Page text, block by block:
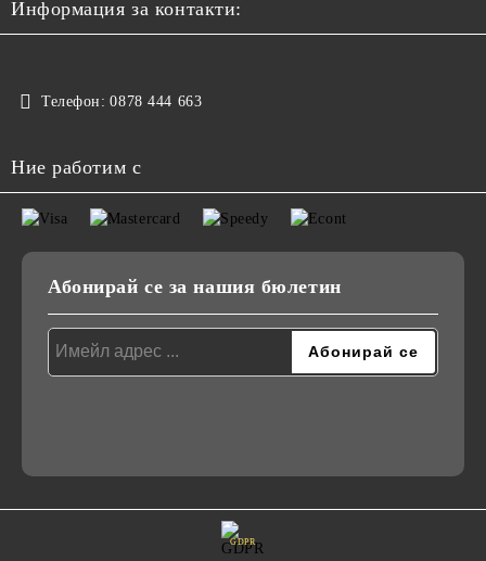
Информация за контакти:
Телефон: 0878 444 663
Ние работим с
Абонирай се за нашия бюлетин
GDPR